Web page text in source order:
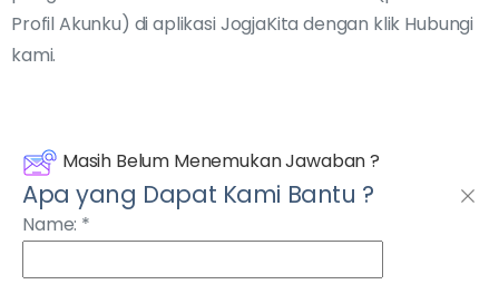
Profil Akunku) di aplikasi JogjaKita dengan klik Hubungi
kami.
Masih Belum Menemukan Jawaban ?
Apa yang Dapat Kami Bantu ?
Name: *